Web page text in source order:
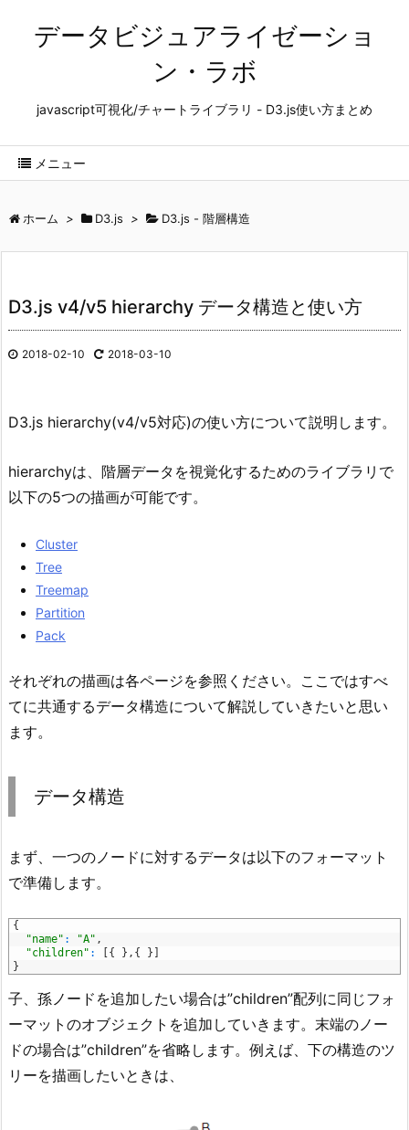
データビジュアライゼーショ
ン・ラボ
javascript可視化/チャートライブラリ - D3.js使い方まとめ
メニュー
ホーム > D3.js > D3.js - 階層構造
D3.js v4/v5 hierarchy データ構造と使い方
2018-02-10 2018-03-10
D3.js hierarchy(v4/v5対応)の使い方について説明します。
hierarchyは、階層データを視覚化するためのライブラリで
以下の5つの描画が可能です。
Cluster
Tree
Treemap
Partition
Pack
それぞれの描画は各ページを参照ください。ここではすべ
てに共通するデータ構造について解説していきたいと思い
ます。
データ構造
まず、一つのノードに対するデータは以下のフォーマット
で準備します。
{
"name" : "A" ,
"children" : { } , { }
}
子、孫ノードを追加したい場合は”children”配列に同じフォ
ーマットのオブジェクトを追加していきます。末端のノー
ドの場合は”children”を省略します。例えば、下の構造のツ
リーを描画したいときは、